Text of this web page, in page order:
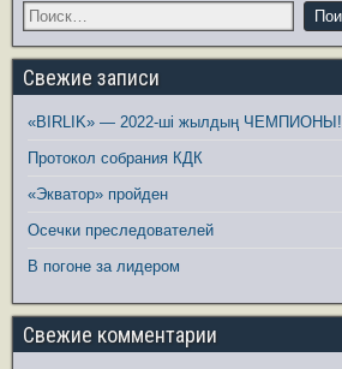
Свежие записи
«BIRLIK» — 2022-ші жылдың ЧЕМПИОНЫ!
Протокол собрания КДК
«Экватор» пройден
Осечки преследователей
В погоне за лидером
Свежие комментарии